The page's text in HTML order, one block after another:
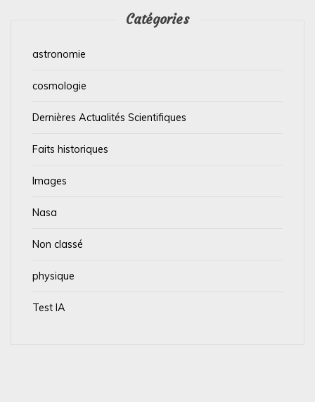
Catégories
astronomie
cosmologie
Dernières Actualités Scientifiques
Faits historiques
Images
Nasa
Non classé
physique
Test IA